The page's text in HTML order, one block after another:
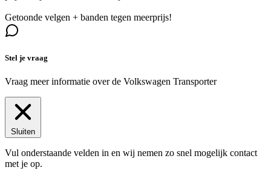
Getoonde velgen + banden tegen meerprijs!
Stel je vraag
Vraag meer informatie over de Volkswagen Transporter
Sluiten
Vul onderstaande velden in en wij nemen zo snel mogelijk contact
met je op.